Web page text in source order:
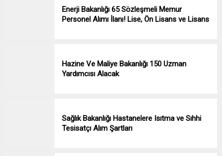
Enerji Bakanlığı 65 Sözleşmeli Memur
Personel Alımı İlanı! Lise, Ön Lisans ve Lisans
Hazine Ve Maliye Bakanlığı 150 Uzman
Yardımcısı Alacak
Sağlık Bakanlığı Hastanelere Isıtma ve Sıhhi
Tesisatçı Alım Şartları